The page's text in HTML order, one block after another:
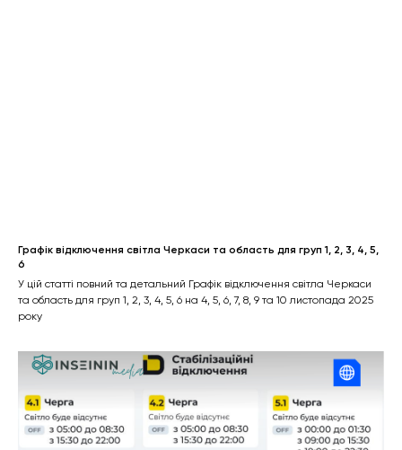
Графік відключення світла Черкаси та область для груп 1, 2, 3, 4, 5,
6
У цій статті повний та детальний Графік відключення світла Черкаси
та область для груп 1, 2, 3, 4, 5, 6 на 4, 5, 6, 7, 8, 9 та 10 листопада 2025
року